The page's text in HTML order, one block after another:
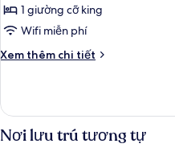
đôi
Superior
1 giường cỡ king
Wifi miễn phí
Xem thêm chi tiết
Chi
Phòng
Superior
Nơi lưu trú tương tự